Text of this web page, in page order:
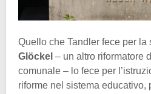
Quello che Tandler fece per la
Glöckel – un altro riformatore
comunale – lo fece per
riforme nel sistema educativo,